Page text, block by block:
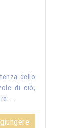
dello
di ciò,
…